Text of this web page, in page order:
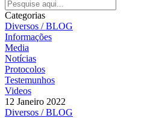
Categorias
Diversos / BLOG
Informações
Media
Notícias
Protocolos
Testemunhos
Videos
12 Janeiro 2022
Diversos / BLOG